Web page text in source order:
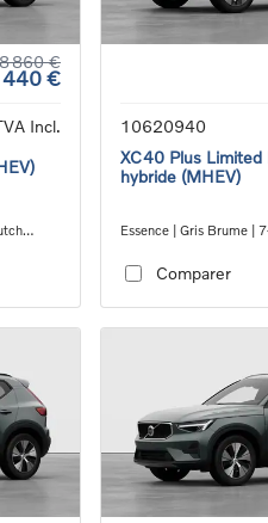
860 €
440 €
Incl.
10620940
XC40 Plus
hybride (MHEV)
Essence | Gris Brume |
Comparer